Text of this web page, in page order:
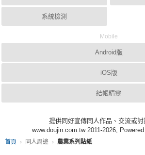
首頁 同人周邊 農業系列貼紙
系統檢測
Mobile
Android版
iOS版
結帳精靈
提供同好宣傳同人作品、交流或討
www.doujin.com.tw 2011-2026,